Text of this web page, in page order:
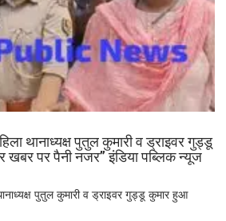
थानाध्यक्ष पुतुल कुमारी व ड्राइवर गुड्डू
खबर पर पैनी नजर” इंडिया पब्लिक न्यूज
पुतुल कुमारी व ड्राइवर गुड्डू कुमार हुआ